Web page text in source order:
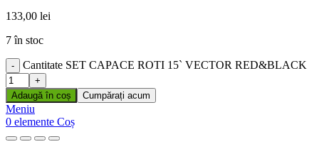
133,00 lei
7 în stoc
Cantitate SET CAPACE ROTI 15` VECTOR RED&BLACK
Adaugă în coș Cumpărați acum
Meniu
0 elemente Coș